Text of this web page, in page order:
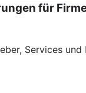
für
Services